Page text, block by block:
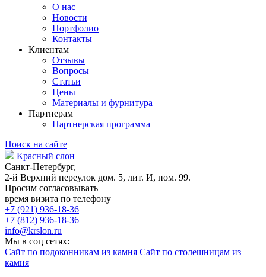
О нас
Новости
Портфолио
Контакты
Клиентам
Отзывы
Вопросы
Статьи
Цены
Материалы и фурнитура
Партнерам
Партнерская программа
Поиск на сайте
Красный слон
Санкт-Петербург,
2-й Верхний переулок дом. 5, лит. И, пом. 99.
Просим согласовывать
время визита по телефону
+7 (921) 936-18-36
+7 (812) 936-18-36
info@krslon.ru
Мы в соц сетях:
Сайт по подоконникам из камня Сайт по столешницам из
камня